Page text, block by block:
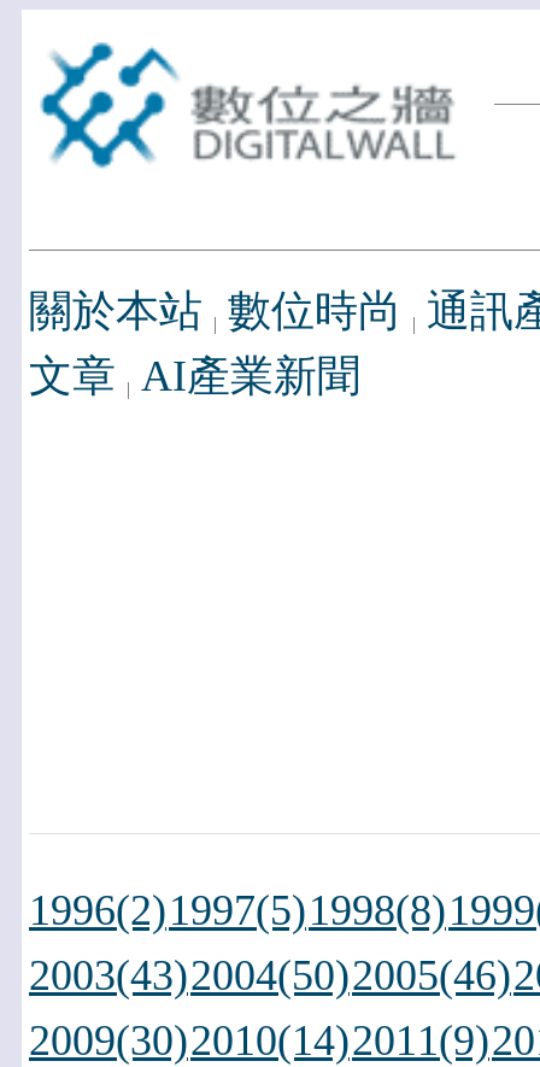
關於本站 數位時尚
通訊
文章 AI產業新聞
1996(2)1997(5)1998(8)
2003(43)2004(50)2005(46)
2009(30)2010(14)2011(9)